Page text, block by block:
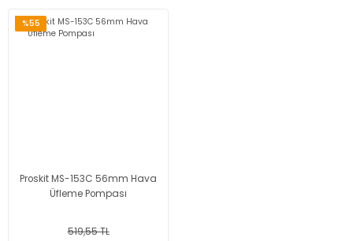
%55
Proskit MS-153C 56mm Hava
Üfleme Pompası
519,55 TL